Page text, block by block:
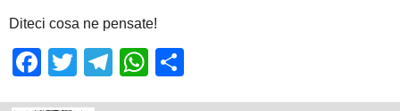
Diteci cosa ne pensate!
Facebook
TwitterTelegram
WhatsApp